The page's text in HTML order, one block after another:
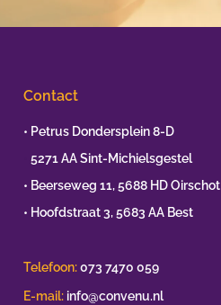
Contact
• Petrus Dondersplein 8-D
5271 AA Sint-Michielsgestel
• Beerseweg 11, 5688 HD Oirschot
• Hoofdstraat 3, 5683 AA Best
Telefoon:073 7470 059
E-mail: info@convenu.nl